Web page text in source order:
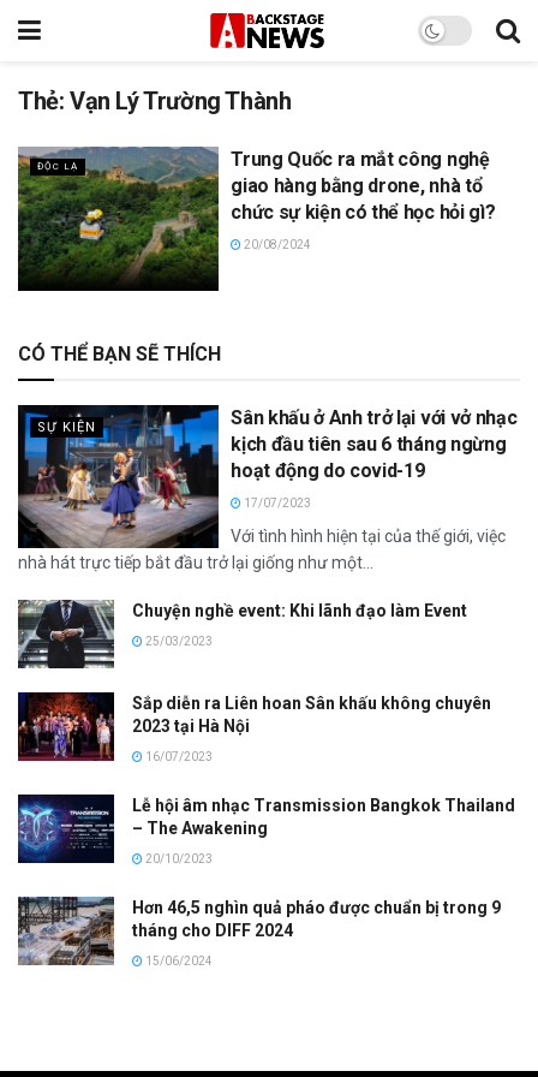
Thẻ:Vạn Lý Trường Thành
ĐỘC LẠ
Trung Quốc ra mắt công nghệ
giao hàng bằng drone, nhà tổ
chức sự kiện có thể học hỏi gì?
20/08/2024
CÓ THỂ BẠN SẼ THÍCH
SỰ KIỆN
Sân khấu ở Anh trở lại với vở nhạc
kịch đầu tiên sau 6 tháng ngừng
hoạt động do covid-19
17/07/2023
Với tình hình hiện tại của thế giới, việc
nhà hát trực tiếp bắt đầu trở lại giống như một...
Chuyện nghề event: Khi lãnh đạo làm Event
25/03/2023
Sắp diễn ra Liên hoan Sân khấu không chuyên
2023 tại Hà Nội
16/07/2023
Lễ hội âm nhạc Transmission Bangkok Thailand
– The Awakening
20/10/2023
Hơn 46,5 nghìn quả pháo được chuẩn bị trong 9
tháng cho DIFF 2024
15/06/2024